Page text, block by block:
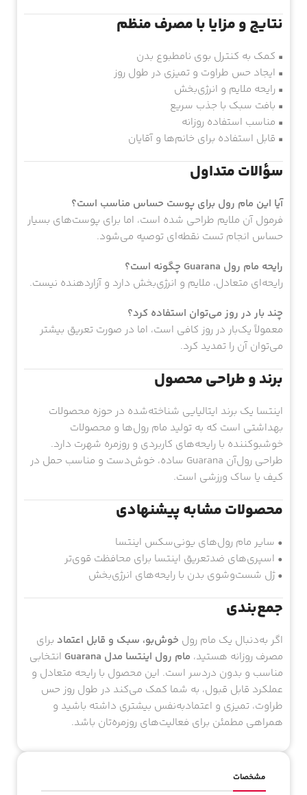
نتایج و مزایا با مصرف منظم
▪ کمک به کنترل بوی نامطبوع بدن
▪ ایجاد حس طراوت و تمیزی در طول روز
▪ رایحه ملایم و انرژی‌بخش
▪ بافت سبک با جذب سریع
▪ مناسب استفاده روزانه
▪ قابل استفاده برای خانم‌ها و آقایان
سؤالات متداول
آیا این مام رول برای پوست حساس مناسب است؟
فرمول آن ملایم طراحی شده است، اما برای پوست‌های بسیار
حساس انجام تست نقطه‌ای توصیه می‌شود.
رایحه مام رول Guarana چگونه است؟
رایحه‌ای متعادل، ملایم و انرژی‌بخش دارد و آزاردهنده نیست.
چند بار در روز می‌توان استفاده کرد؟
معمولاً یک‌بار در روز کافی است، اما در صورت تعریق بیشتر
می‌توان آن را تمدید کرد.
برند و طراحی محصول
اینتسا یک برند ایتالیایی شناخته‌شده در حوزه محصولات
بهداشتی است که به تولید مام رول‌ها و محصولات
خوشبوکننده با رایحه‌های کاربردی و روزمره شهرت دارد.
طراحی رول‌آن Guarana ساده، خوش‌دست و مناسب حمل در
کیف یا ساک ورزشی است.
محصولات مشابه پیشنهادی
• سایر مام رول‌های یونی‌سکس اینتسا
• اسپری‌های ضدتعریق اینتسا برای محافظت قوی‌تر
• ژل شست‌وشوی بدن با رایحه‌های انرژی‌بخش
جمع‌بندی
اگر به‌دنبال یک مام رول خوش‌بو، سبک و قابل اعتماد برای
مصرف روزانه هستید، مام رول اینتسا مدل Guarana
انتخابی
مناسب و بدون دردسر است. این محصول با رایحه متعادل و
عملکرد قابل قبول، به شما کمک می‌کند در طول روز حس
طراوت، تمیزی و اعتمادبه‌نفس بیشتری داشته باشید و
همراهی مطمئن برای فعالیت‌های روزمره‌تان باشد.
مشخصات